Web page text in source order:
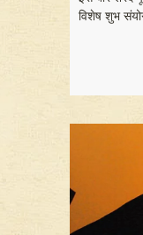
विशेष शुभ